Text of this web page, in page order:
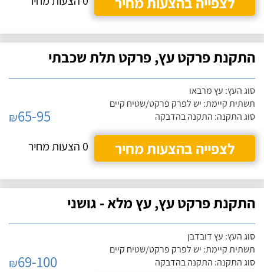
התקנת פרקט עץ, פרקט תלת שכבתי
סוג העץ: עץ מרבאו
תשתית קיימת: יש לפרק פרקט/שטיח קיים
סוג התקנה: התקנה בהדבקה
₪65-95
לצפייה בהצעות מחיר
0 הצעות מחיר
התקנת פרקט עץ, עץ מלא - גושני
סוג העץ: עץ דובדבן
תשתית קיימת: יש לפרק פרקט/שטיח קיים
סוג התקנה: התקנה בהדבקה
₪69-100